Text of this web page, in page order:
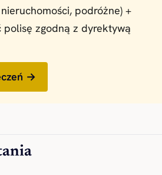
podróżne) +
zgodną z dyrektywą
→